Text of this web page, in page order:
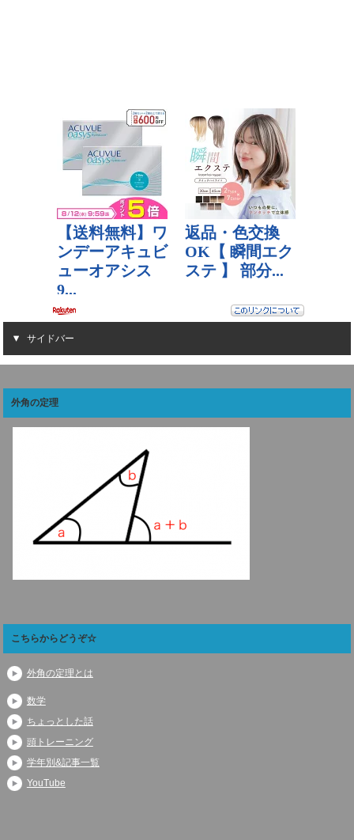
サイドバー
外角の定理
こちらからどうぞ☆
外角の定理とは
数学
ちょっとした話
頭トレーニング
学年別&記事一覧
YouTube